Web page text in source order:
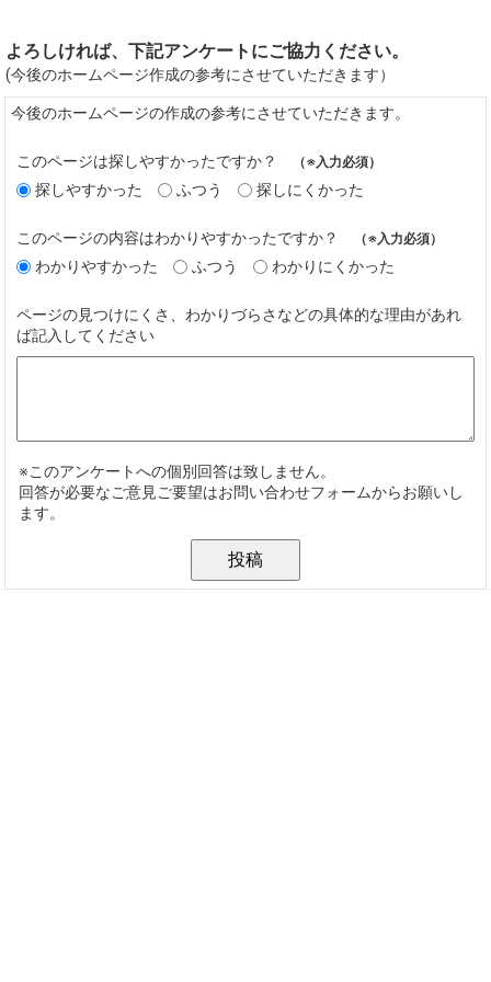
よろしければ、下記アンケートにご協力ください。
(今後のホームページ作成の参考にさせていただきます）
今後のホームページの作成の参考にさせていただきます。
このページは探しやすかったですか？ （※入力必須）
探しやすかった ふつう 探しにくかった
このページの内容はわかりやすかったですか？ （※入力必須）
わかりやすかった ふつう わかりにくかった
ページの見つけにくさ、わかりづらさなどの具体的な理由があれ
ば記入してください
※このアンケートへの個別回答は致しません。
回答が必要なご意見ご要望はお問い合わせフォームからお願いし
ます。